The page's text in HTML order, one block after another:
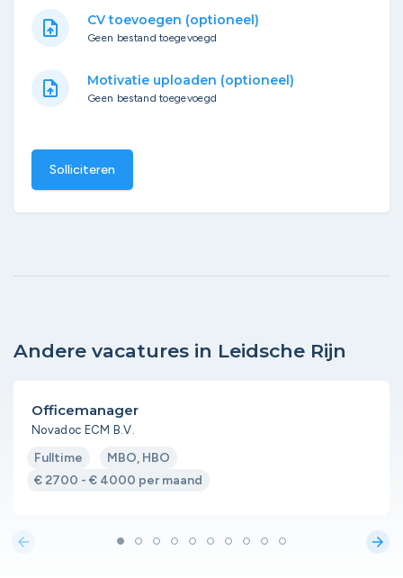
upload_file CV toevoegen (optioneel)
Geen bestand toegevoegd
upload_file Motivatie uploaden (optioneel)
Geen bestand toegevoegd
Solliciteren
Andere vacatures in Leidsche Rijn
Officemanager
Novadoc ECM B.V.
Fulltime
MBO, HBO
€ 2700 - € 4000 per maand
arrow_back arrow_forward